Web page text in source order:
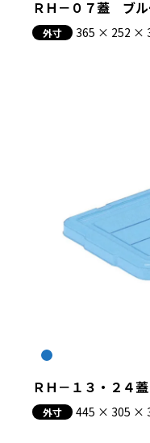
ＲＨ－０７蓋 ブル
外寸 365 × 252 ×
ＲＨ－１３・２４
外寸 445 × 305 ×